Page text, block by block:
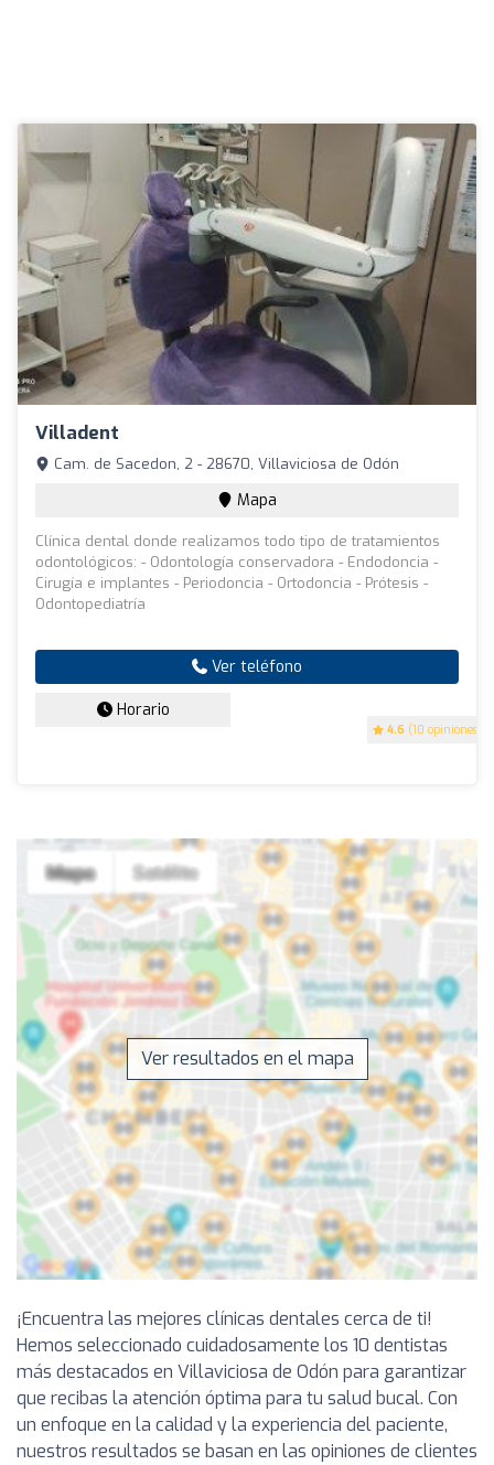
Villadent
4.6 (10 opiniones)
Cam. de Sacedon, 2 - 28670, Villaviciosa de Odón
Mapa
Clínica dental donde realizamos todo tipo de tratamientos
odontológicos: - Odontología conservadora - Endodoncia -
Cirugía e implantes - Periodoncia - Ortodoncia - Prótesis -
Odontopediatría
Ver teléfono
Horario
Ver resultados en el mapa
¡Encuentra las mejores clínicas dentales cerca de ti!
Hemos seleccionado cuidadosamente los 10 dentistas
más destacados en Villaviciosa de Odón para garantizar
que recibas la atención óptima para tu salud bucal. Con
un enfoque en la calidad y la experiencia del paciente,
nuestros resultados se basan en las opiniones de clientes